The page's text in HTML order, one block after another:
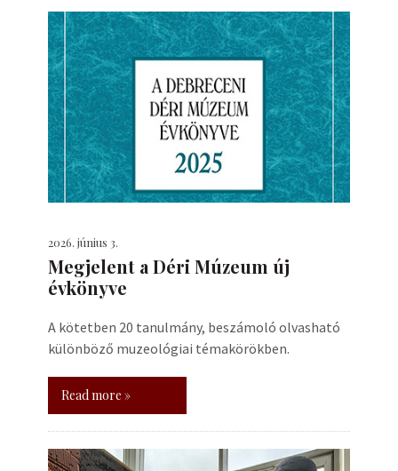
2026. június 3.
Megjelent a Déri Múzeum új
évkönyve
A kötetben 20 tanulmány, beszámoló olvasható
különböző muzeológiai témakörökben.
Read more »